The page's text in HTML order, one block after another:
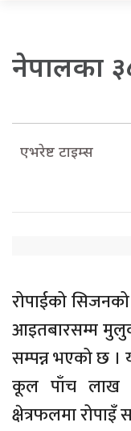
नेपालका ३८
एभरेष्ट टाइम्स
रोपाईको
आइतबारसम्म
सम्पन्न भएको छ ।
कूल पाँच लाख
क्षेत्रफलमा रोपाइँ